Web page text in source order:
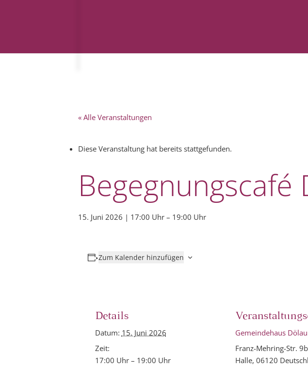
« Alle Veranstaltungen
Diese Veranstaltung hat bereits stattgefunden.
15. Juni 2026 | 17:00 Uhr – 19:00 Uhr
Zum Kalender hinzufügen
Details
Datum: 15. Juni 2026
Zeit:
17:00 Uhr – 19:00 Uhr
Gemeindehaus Dölau
Franz-Mehring-Str. 9b
Halle, 06120